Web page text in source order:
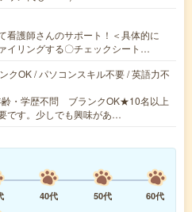
看護師さんのサポート！＜具体的に
イリングする〇チェックシート…
クOK / パソコンスキル不要 / 英語力不
齢・学歴不問 ブランクOK★10名以上
です。少しでも興味があ…
40代 50代
60代